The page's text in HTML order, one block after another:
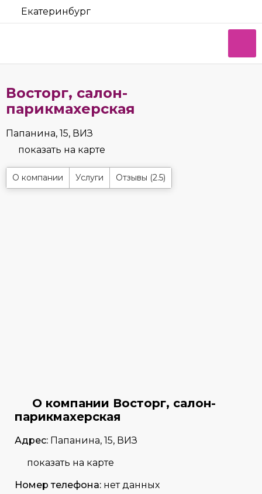
Екатеринбург
Восторг, салон-
парикмахерская
Папанина, 15, ВИЗ
показать на карте
О компании Услуги Отзывы (2.5)
О компании Восторг, салон-
парикмахерская
Адрес: Папанина, 15, ВИЗ
показать на карте
Номер телефона: нет данных